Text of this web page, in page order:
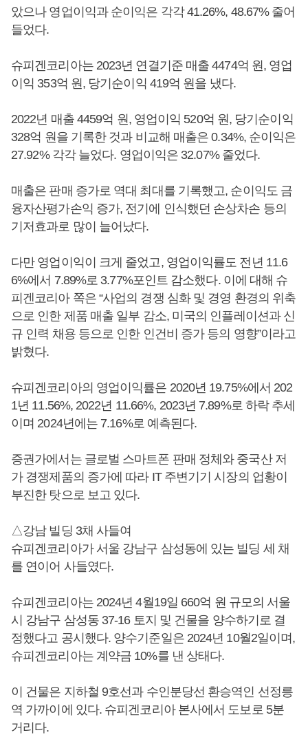
았으나 영업이익과 순이익은 각각 41.26%, 48.67% 줄어
들었다.
슈피겐코리아는 2023년 연결기준 매출 4474억 원, 영업
이익 353억 원, 당기순이익 419억 원을 냈다.
2022년 매출 4459억 원, 영업이익 520억 원, 당기순이익
328억 원을 기록한 것과 비교해 매출은 0.34%, 순이익은
27.92% 각각 늘었다. 영업이익은 32.07% 줄었다.
매출은 판매 증가로 역대 최대를 기록했고, 순이익도 금
융자산평가손익 증가, 전기에 인식했던 손상차손 등의
기저효과로 많이 늘어났다.
다만 영업이익이 크게 줄었고, 영업이익률도 전년 11.6
6%에서 7.89%로 3.77%포인트 감소했다. 이에 대해 슈
피겐코리아 쪽은 “사업의 경쟁 심화 및 경영 환경의 위축
으로 인한 제품 매출 일부 감소, 미국의 인플레이션과 신
규 인력 채용 등으로 인한 인건비 증가 등의 영향”이라고
밝혔다.
슈피겐코리아의 영업이익률은 2020년 19.75%에서 202
1년 11.56%, 2022년 11.66%, 2023년 7.89%로 하락 추세
이며 2024년에는 7.16%로 예측된다.
증권가에서는 글로벌 스마트폰 판매 정체와 중국산 저
가 경쟁제품의 증가에 따라 IT 주변기기 시장의 업황이
부진한 탓으로 보고 있다.
△강남 빌딩 3채 사들여
슈피겐코리아가 서울 강남구 삼성동에 있는 빌딩 세 채
를 연이어 사들였다.
슈피겐코리아는 2024년 4월19일 660억 원 규모의 서울
시 강남구 삼성동 37-16 토지 및 건물을 양수하기로 결
정했다고 공시했다. 양수기준일은 2024년 10월2일이며,
슈피겐코리아는 계약금 10%를 낸 상태다.
이 건물은 지하철 9호선과 수인분당선 환승역인 선정릉
역 가까이에 있다. 슈피겐코리아 본사에서 도보로 5분
거리다.